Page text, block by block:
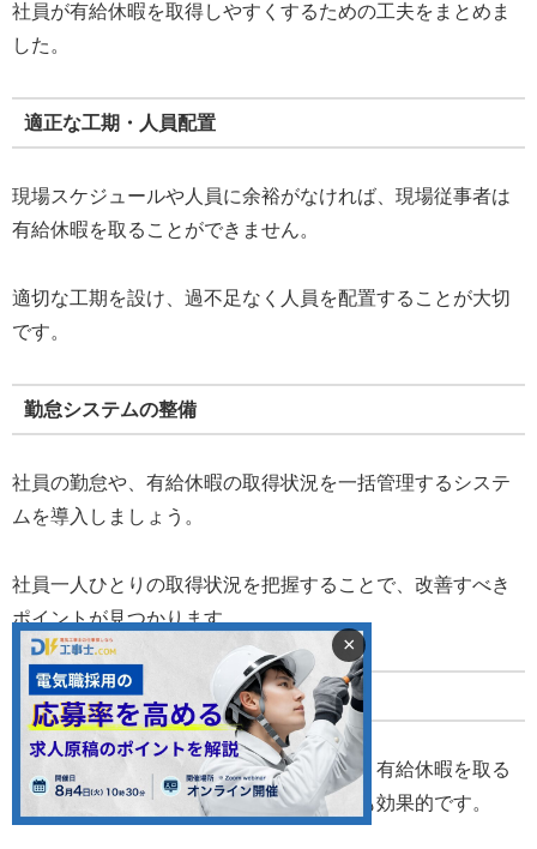
社員が有給休暇を取得しやすくするための工夫をまとめま
した。
適正な工期・人員配置
現場スケジュールや人員に余裕がなければ、現場従事者は
有給休暇を取ることができません。
適切な工期を設け、過不足なく人員を配置することが大切
です。
勤怠システムの整備
社員の勤怠や、有給休暇の取得状況を一括管理するシステ
ムを導入しましょう。
社員一人ひとりの取得状況を把握することで、改善すべき
ポイントが見つかります。
人事担当者からの声掛け
有給休暇の取得が進んでいない社員には、有給休暇を取る
ように人事担当者から声掛けを行うことも効果的です。
×